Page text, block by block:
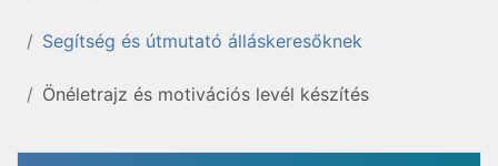
Segítség és útmutató álláskeresőknek
Önéletrajz és motivációs levél készítés